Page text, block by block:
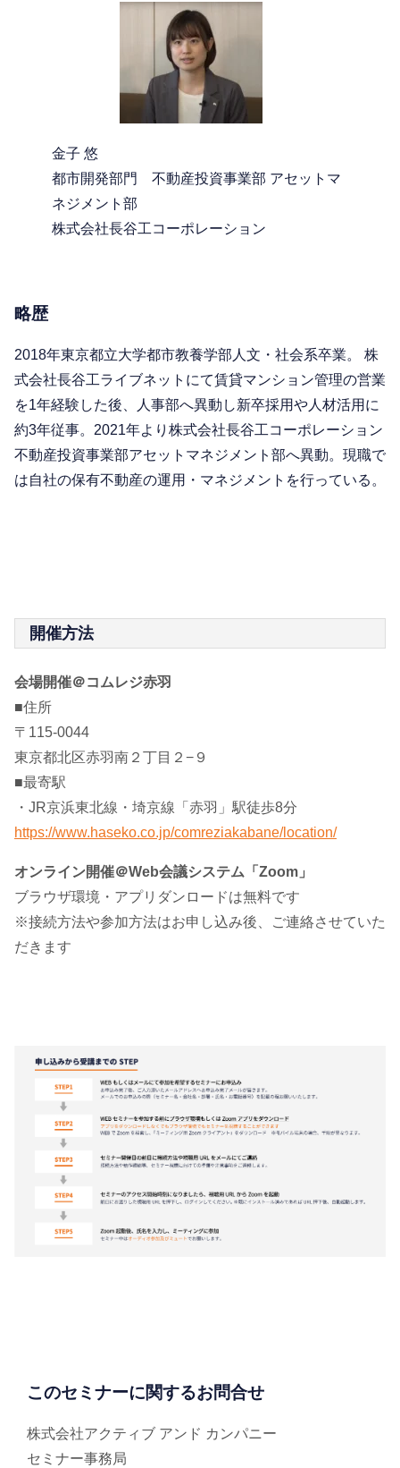
金子 悠
都市開発部門 不動産投資事業部 アセットマ
ネジメント部
株式会社長谷工コーポレーション
略歴
2018年東京都立大学都市教養学部人文・社会系卒業。 株
式会社長谷工ライブネットにて賃貸マンション管理の営業
を1年経験した後、人事部へ異動し新卒採用や人材活用に
約3年従事。2021年より株式会社長谷工コーポレーション
不動産投資事業部アセットマネジメント部へ異動。現職で
は自社の保有不動産の運用・マネジメントを行っている。
開催方法
会場開催＠コムレジ赤羽
■住所
〒115-0044
東京都北区赤羽南２丁目２−９
■最寄駅
・JR京浜東北線・埼京線「赤羽」駅徒歩8分
https://www.haseko.co.jp/comreziakabane/location/
オンライン開催＠Web会議システム「Zoom」
ブラウザ環境・アプリダンロードは無料です
※接続方法や参加方法はお申し込み後、ご連絡させていた
だきます
このセミナーに関するお問合せ
株式会社アクティブ アンド カンパニー
セミナー事務局